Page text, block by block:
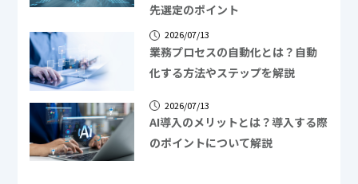
先選定のポイント
2026/07/13
業務プロセスの自動化とは？自動
化する方法やステップを解説
2026/07/13
AI導入のメリットとは？導入する際
のポイントについて解説